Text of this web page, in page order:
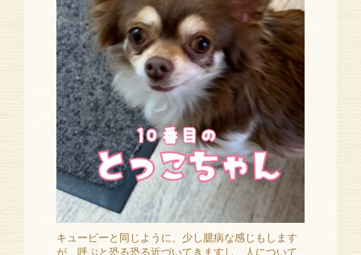
キューピーと同じように、少し臆病な感じもします
が、呼ぶと恐る恐る近づいてきますし、人について